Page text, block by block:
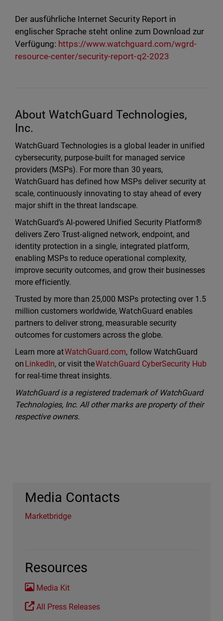
Der ausführliche Internet Security Report in
englischer Sprache steht online zum Download zur
Verfügung: https://www.watchguard.com/wgrd-
resource-center/security-report-q2-2023
About WatchGuard Technologies,
Inc.
WatchGuard Technologies is a global leader in unified
cybersecurity, purpose‑built for managed service
providers (MSPs). For more than 30 years,
WatchGuard has defined how MSPs deliver security at
scale, continuously innovating to stay ahead of every
major shift in the threat landscape.
WatchGuard’s AI‑powered Unified Security Platform®
delivers Zero Trust‑aligned network, endpoint, and
identity protection in a single, integrated platform,
enabling MSPs to reduce operational complexity,
improve security outcomes, and grow their businesses
more efficiently.
Trusted by more than 25,000 MSPs protecting over 1.5
million customers worldwide, WatchGuard enables
partners to deliver strong, measurable security
outcomes for customers across the globe.
Learn more atWatchGuard.com, follow WatchGuard
on LinkedIn, or visit theWatchGuard CyberSecurity Hub
for real-time threat insights.
WatchGuard is a registered trademark of WatchGuard
Technologies, Inc. All other marks are property of their
respective owners.
Media Contacts
Marketbridge
Resources
Media Kit
All Press Releases